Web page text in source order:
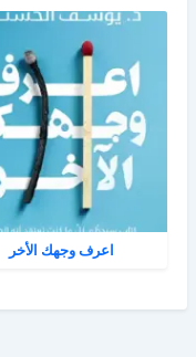
اعرف وجهك الأخر